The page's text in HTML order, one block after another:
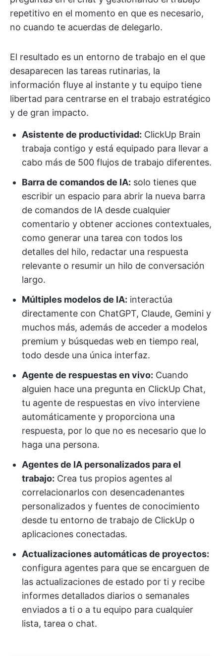
repetitivo en el momento en que es necesario,
no cuando te acuerdas de delegarlo.
El resultado es un entorno de trabajo en el que
desaparecen las tareas rutinarias, la
información fluye al instante y tu equipo tiene
libertad para centrarse en el trabajo estratégico
y de gran impacto.
Asistente de productividad: ClickUp Brain
trabaja contigo y está equipado para llevar a
cabo más de 500 flujos de trabajo diferentes.
Barra de comandos de IA: solo tienes que
escribir un espacio para abrir la nueva barra
de comandos de IA desde cualquier
comentario y obtener acciones contextuales,
como generar una tarea con todos los
detalles del hilo, redactar una respuesta
relevante o resumir un hilo de conversación
largo.
Múltiples modelos de IA: interactúa
directamente con ChatGPT, Claude, Gemini y
muchos más, además de acceder a modelos
premium y búsquedas web en tiempo real,
todo desde una única interfaz.
Agente de respuestas en vivo: Cuando
alguien hace una pregunta en ClickUp Chat,
tu agente de respuestas en vivo interviene
automáticamente y proporciona una
respuesta, por lo que no es necesario que lo
haga una persona.
Agentes de IA personalizados para el
trabajo: Crea tus propios agentes al
correlacionarlos con desencadenantes
personalizados y fuentes de conocimiento
desde tu entorno de trabajo de ClickUp o
aplicaciones conectadas.
Actualizaciones automáticas de proyectos:
configura agentes para que se encarguen de
las actualizaciones de estado por ti y recibe
informes detallados diarios o semanales
enviados a ti o a tu equipo para cualquier
lista, tarea o chat.